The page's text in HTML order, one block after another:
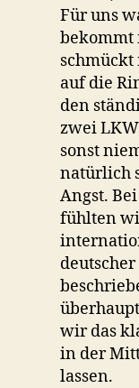
Für uns
bekommt
schmückt
auf die
den
zwei
sonst
natürlich
Angst.
fühlten
wir das
in der
lassen.